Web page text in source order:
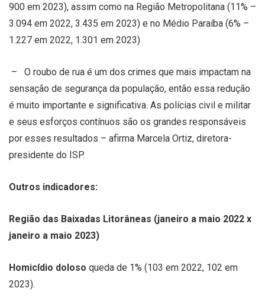
900 em 2023), assim como na Região Metropolitana (11% –
3.094 em 2022, 3.435 em 2023) e no Médio Paraíba (6% –
1.227 em 2022, 1.301 em 2023)
– O roubo de rua é um dos crimes que mais impactam na
sensação de segurança da população, então essa redução
é muito importante e significativa. As polícias civil e militar
e seus esforços contínuos são os grandes responsáveis
por esses resultados – afirma Marcela Ortiz, diretora-
presidente do ISP.
Outros indicadores:
Região das Baixadas Litorâneas (janeiro a maio 2022 x
janeiro a maio 2023)
Homicídio doloso queda de 1% (103 em 2022, 102 em
2023).